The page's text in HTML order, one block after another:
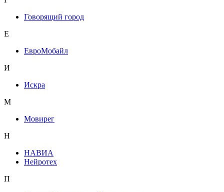
Говорящий город
Е
ЕвроМобайл
И
Искра
М
Мовирег
Н
НАВИА
Нейротех
П